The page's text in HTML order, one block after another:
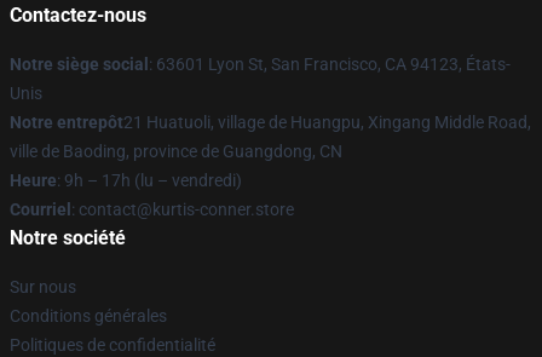
Contactez-nous
Notre siège social : 63601 Lyon St, San Francisco, CA 94123, États-
Unis
Notre entrepôt21 Huatuoli, village de Huangpu, Xingang Middle Road,
ville de Baoding, province de Guangdong, CN
Heure: 9h – 17h (lu – vendredi)
Courriel : contact@kurtis-conner.store
Notre société
Sur nous
Conditions générales
Politiques de confidentialité